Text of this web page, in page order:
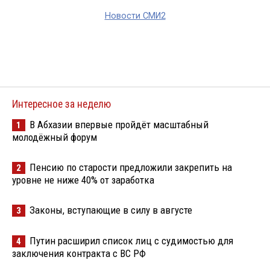
Новости СМИ2
Интересное за неделю
1
В Абхазии впервые пройдёт масштабный
молодёжный форум
2
Пенсию по старости предложили закрепить на
уровне не ниже 40% от заработка
3 Законы, вступающие в силу в августе
4
Путин расширил список лиц с судимостью для
заключения контракта с ВС РФ